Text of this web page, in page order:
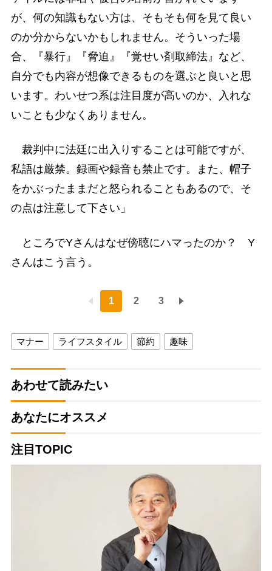
が、何の知識もない方は、そもそも何を見て良い
のか分からないかもしれません。そういった場
合、『暴行』『脅迫』『覚せい剤取締法』など、
自分でも内容が想像できるものを選ぶと良いと思
います。わいせつ系は注目度が高いのか、入れな
いことも少なくありません。
裁判中に法廷に出入りすることは可能ですが、
私語は厳禁。録画や録音も禁止です。また、帽子
をかぶったままだと怒られることもあるので、そ
の点は注意して下さい」
ところでYさんはなぜ傍聴にハマったのか？ Y
さんはこう言う。
1 2 3
マナー ライフスタイル 節約 趣味
あわせて読みたい
あなたにオススメ
注目TOPIC